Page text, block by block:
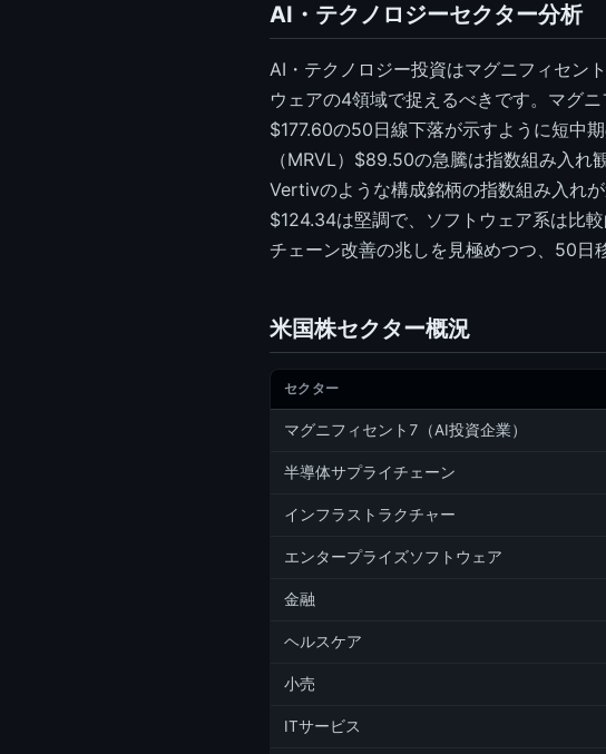
AI・テクノロジーセクター分析
AI・テクノロジー投資はマグニフィセン
ウェアの4領域で捉えるべきです。マグ
$177.60の50日線下落が示すように短中
（MRVL）$89.50の急騰は指数組み入
Vertivのような構成銘柄の指数組み入れ
$124.34は堅調で、ソフトウェア系は比
チェーン改善の兆しを見極めつつ、50日
米国株セクター概況
セクター
マグニフィセント7（AI投資企業）
半導体サプライチェーン
インフラストラクチャー
エンタープライズソフトウェア
金融
ヘルスケア
小売
ITサービス